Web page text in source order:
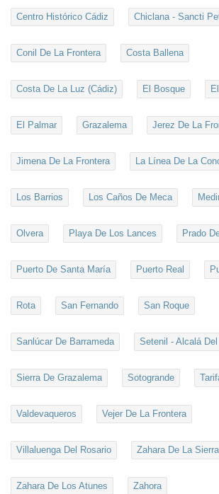
Centro Histórico Cádiz Chiclana - Sancti
Conil De La Frontera Costa Ballena
Costa De La Luz (Cádiz) El Bosque
El Palmar Grazalema Jerez De La
Jimena De La Frontera La Línea De La
Los Barrios Los Caños De Meca
Olvera Playa De Los Lances Prado
Puerto De Santa María Puerto Real
Rota San Fernando San Roque
Sanlúcar De Barrameda Setenil - Alcalá
Sierra De Grazalema Sotogrande
Valdevaqueros Vejer De La Frontera
Villaluenga Del Rosario Zahara De La Sierra
Zahara De Los Atunes Zahora